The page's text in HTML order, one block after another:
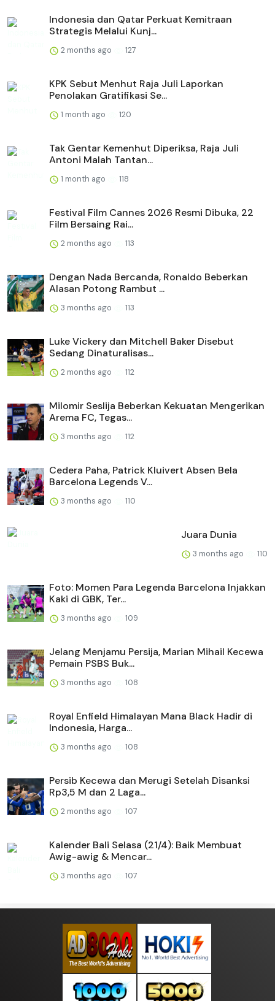
Indonesia dan Qatar Perkuat Kemitraan
Strategis Melalui Kunj...
2 months ago 127
KPK Sebut Menhut Raja Juli Laporkan
Penolakan Gratifikasi Se...
1 month ago 120
Tak Gentar Kemenhut Diperiksa, Raja Juli
Antoni Malah Tantan...
1 month ago 118
Festival Film Cannes 2026 Resmi Dibuka, 22
Film Bersaing Rai...
2 months ago 113
Dengan Nada Bercanda, Ronaldo Beberkan
Alasan Potong Rambut ...
3 months ago 113
Luke Vickery dan Mitchell Baker Disebut
Sedang Dinaturalisas...
2 months ago 112
Milomir Seslija Beberkan Kekuatan Mengerikan
Arema FC, Tegas...
3 months ago 112
Cedera Paha, Patrick Kluivert Absen Bela
Barcelona Legends V...
3 months ago 110
Juara Dunia
3 months ago 110
Foto: Momen Para Legenda Barcelona Injakkan
Kaki di GBK, Ter...
3 months ago 109
Jelang Menjamu Persija, Marian Mihail Kecewa
Pemain PSBS Buk...
3 months ago 108
Royal Enfield Himalayan Mana Black Hadir di
Indonesia, Harga...
3 months ago 108
Persib Kecewa dan Merugi Setelah Disanksi
Rp3,5 M dan 2 Laga...
2 months ago 107
Kalender Bali Selasa (21/4): Baik Membuat
Awig-awig & Mencar...
3 months ago 107